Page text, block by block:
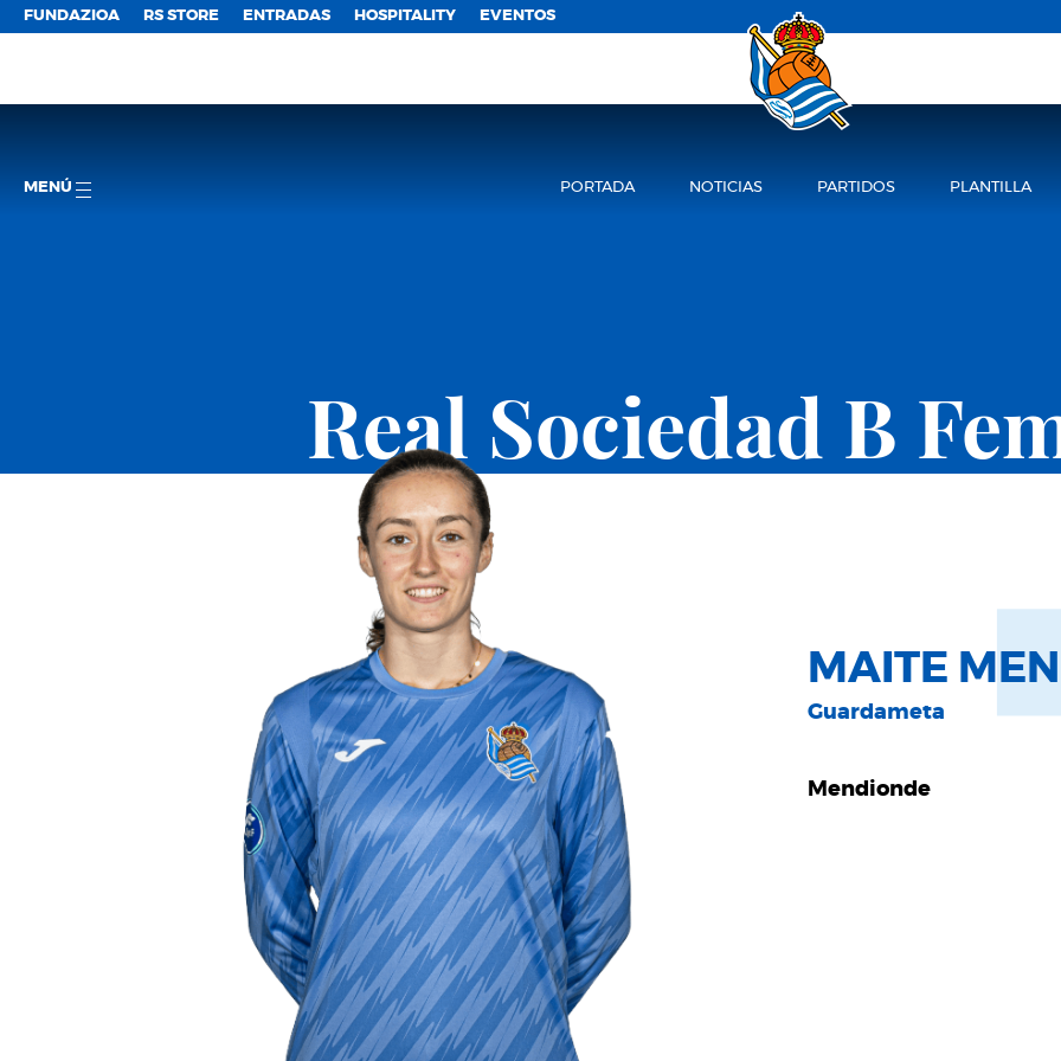
FUNDAZIOA RS STORE ENTRADAS HOSPITALITY EVENTOS
MENÚ PORTADA NOTICIAS PARTIDOS PLANTILLA
Real Sociedad B
MAITE
Guardameta
Mendionde